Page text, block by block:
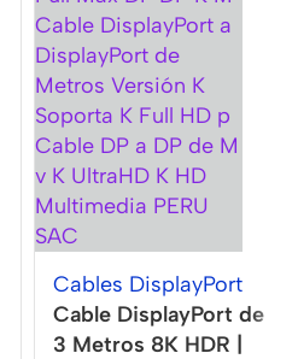
Cables DisplayPort
Cable DisplayPort de
3 Metros 8K HDR |